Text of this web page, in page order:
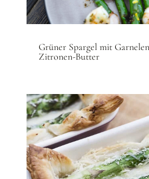
Grüner Spargel mit
Zitronen-Butter